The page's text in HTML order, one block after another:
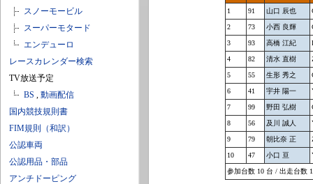
スノーモービル
スーパーモタード
エンデューロ
レースカレンダー検索
TV放送予定
BS , 動画配信
国内競技規則書
FIM規則（和訳）
公認車両
公認用品・部品
アンチドーピング
1 91 山口 辰也
2 73 小西 良輝
3 93 高橋 江紀
4 82 清水 直樹
5 55 生形 秀之
6 41 宇井 陽一
7 99 野田 弘樹
8 56 及川 誠人
9 79 朝比奈 正
10 47 小口 亘
参加台数 10 台 / 出走台数